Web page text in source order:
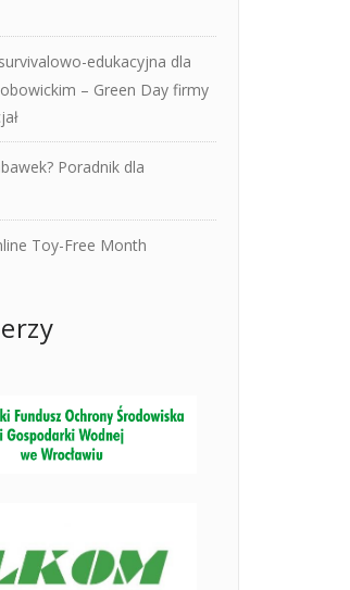
edukacyjna dla
– Green Day firmy
Poradnik dla
Toy-Free Month